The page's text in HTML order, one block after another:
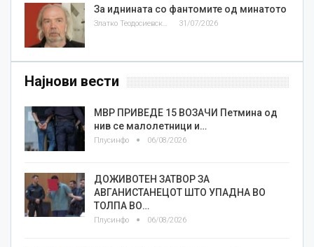
За иднината со фантомите од минатото
Златко Теодосиевски 31/07/2026
Најнови вести
МВР ПРИВЕДЕ 15 ВОЗАЧИ Петмина од
нив се малолетници и…
Плусинфо 06/08/2026
ДОЖИВОТЕН ЗАТВОР ЗА
АВГАНИСТАНЕЦОТ ШТО УПАДНА ВО
ТОЛПА ВО…
Плусинфо 06/08/2026